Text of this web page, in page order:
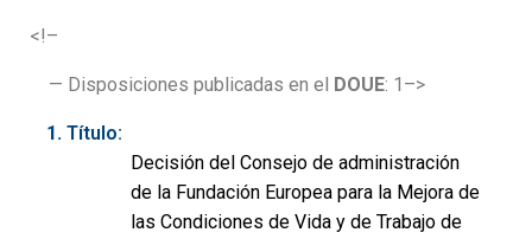
<!–
— Disposiciones publicadas en el DOUE: 1–>
Título:
Decisión del Consejo de administración
de la Fundación Europea para la Mejora de
las Condiciones de Vida y de Trabajo de